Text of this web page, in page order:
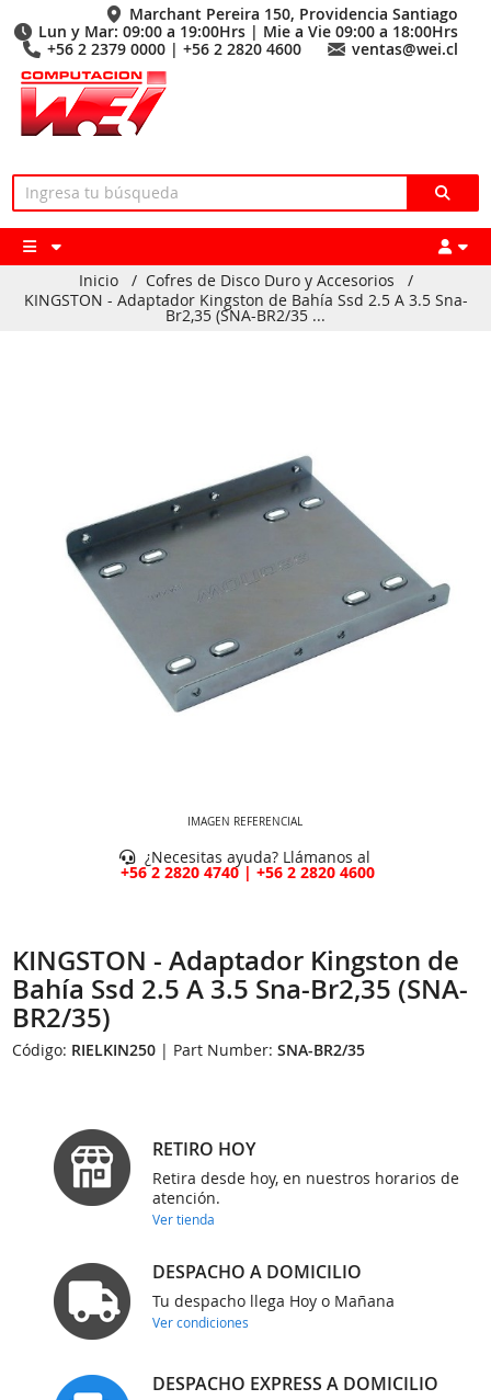
Marchant Pereira 150, Providencia Santiago
Lun y Mar: 09:00 a 19:00Hrs | Mie a Vie 09:00 a 18:00Hrs
+56 2 2379 0000 | +56 2 2820 4600
ventas@wei.cl
Inicio / Cofres de Disco Duro y Accesorios
/
KINGSTON - Adaptador Kingston de Bahía Ssd 2.5 A 3.5 Sna-
Br2,35 (SNA-BR2/35 ...
IMAGEN REFERENCIAL
¿Necesitas ayuda? Llámanos al
+56 2 2820 4740 | +56 2 2820 4600
KINGSTON - Adaptador Kingston de
Bahía Ssd 2.5 A 3.5 Sna-Br2,35 (SNA-
BR2/35)
Código: RIELKIN250 | Part Number:SNA-BR2/35
RETIRO HOY
Retira desde hoy, en nuestros horarios de
atención.
Ver tienda
DESPACHO A DOMICILIO
Tu despacho llega Hoy o Mañana
Ver condiciones
DESPACHO EXPRESS A DOMICILIO